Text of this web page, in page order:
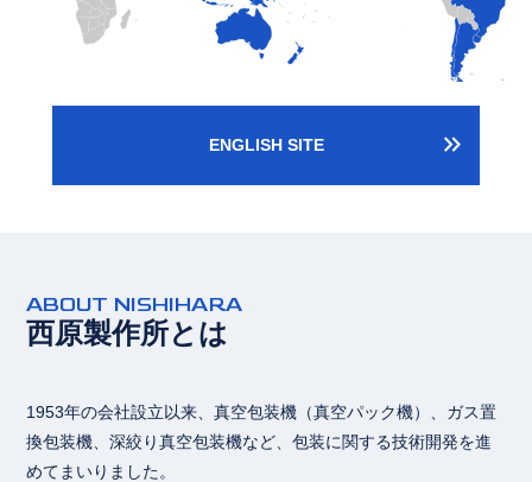
ENGLISH SITE keyboard_double_arrow_right
ABOUT NISHIHARA
西原製作所とは
1953年の会社設立以来、真空包装機（真空パック機）、ガス置
換包装機、深絞り真空包装機など、包装に関する技術開発を進
めてまいりました。